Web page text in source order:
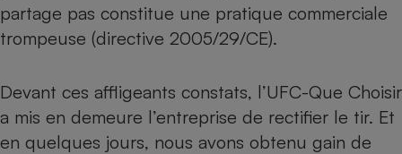
partage pas constitue une pratique commerciale
trompeuse (directive 2005/29/CE).
Devant ces affligeants constats, l’UFC-Que Choisir
a mis en demeure l’entreprise de rectifier le tir. Et
en quelques jours, nous avons obtenu gain de